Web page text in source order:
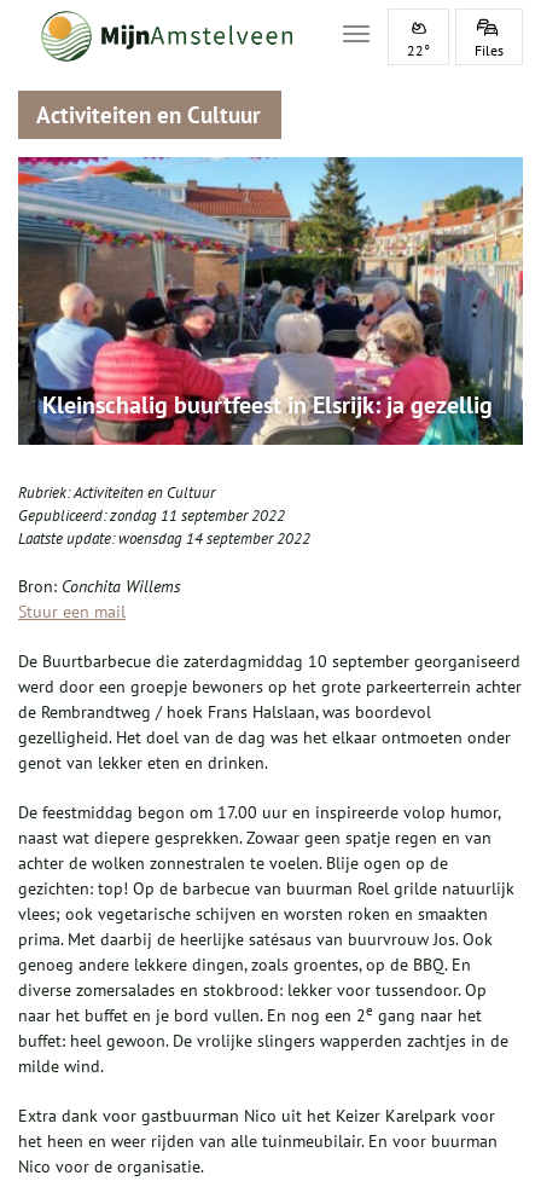
Toggle navigation
22° Files
Activiteiten en Cultuur
Kleinschalig buurtfeest in Elsrijk: ja gezellig
Rubriek:Activiteiten en Cultuur
Gepubliceerd:zondag 11 september 2022
Laatste update:woensdag 14 september 2022
Bron: Conchita Willems
Stuur een mail
De Buurtbarbecue die zaterdagmiddag 10 september georganiseerd
werd door een groepje bewoners op het grote parkeerterrein achter
de Rembrandtweg / hoek Frans Halslaan, was boordevol
gezelligheid. Het doel van de dag was het elkaar ontmoeten onder
genot van lekker eten en drinken.
De feestmiddag begon om 17.00 uur en inspireerde volop humor,
naast wat diepere gesprekken. Zowaar geen spatje regen en van
achter de wolken zonnestralen te voelen. Blije ogen op de
gezichten: top! Op de barbecue van buurman Roel grilde natuurlijk
vlees; ook vegetarische schijven en worsten roken en smaakten
prima. Met daarbij de heerlijke satésaus van buurvrouw Jos. Ook
genoeg andere lekkere dingen, zoals groentes, op de BBQ. En
diverse zomersalades en stokbrood: lekker voor tussendoor. Op
naar het buffet en je bord vullen. En nog een 2e gang naar het
buffet: heel gewoon. De vrolijke slingers wapperden zachtjes in de
milde wind.
Extra dank voor gastbuurman Nico uit het Keizer Karelpark voor
het heen en weer rijden van alle tuinmeubilair. En voor buurman
Nico voor de organisatie.